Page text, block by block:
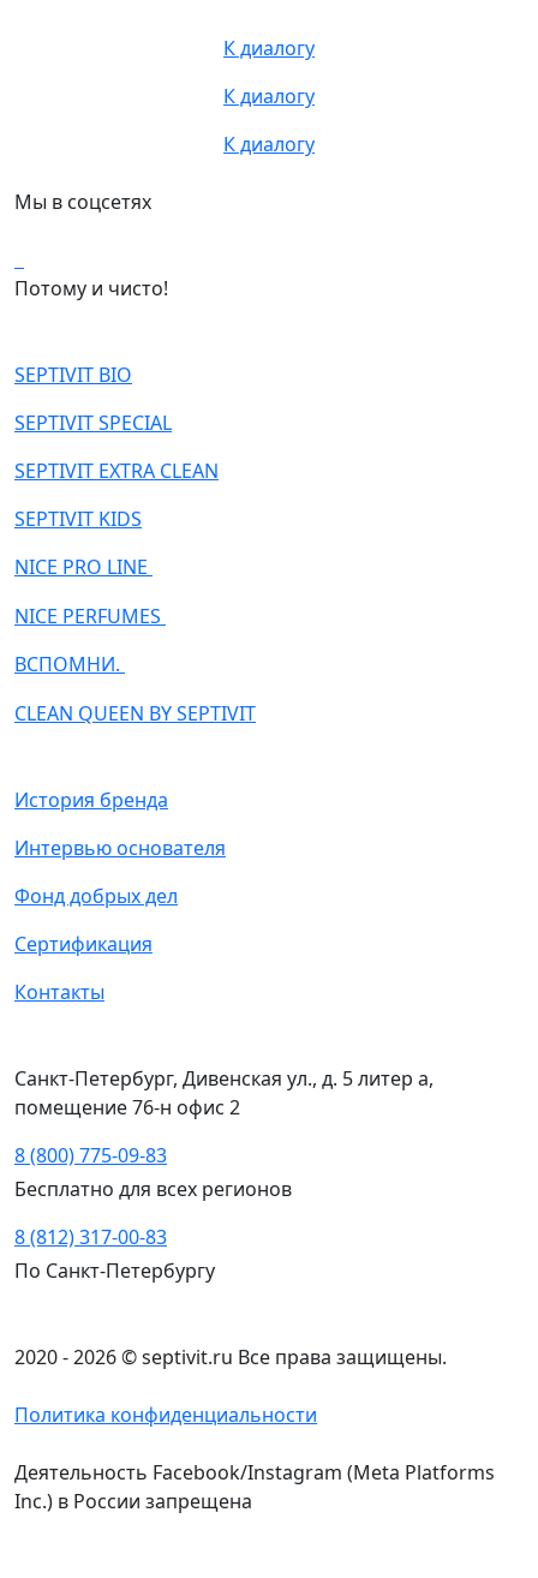
К диалогу
К диалогу
К диалогу
Мы в соцсетях
Потому и чисто!
SEPTIVIT BIO
SEPTIVIT SPECIAL
SEPTIVIT EXTRA CLEAN
SEPTIVIT KIDS
NICE PRO LINE
NICE PERFUMES
ВСПОМНИ.
CLEAN QUEEN BY SEPTIVIT
История бренда
Интервью основателя
Фонд добрых дел
Сертификация
Контакты
Санкт-Петербург, Дивенская ул., д. 5 литер а,
помещение 76-н офис 2
8 (800) 775-09-83
Бесплатно для всех регионов
8 (812) 317-00-83
По Санкт-Петербургу
2020 - 2026 © septivit.ru Все права защищены.
Политика конфиденциальности
Деятельность Facebook/Instagram (Meta Platforms
Inc.) в России запрещена